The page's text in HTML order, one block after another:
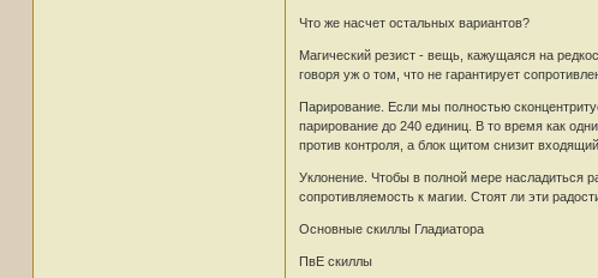
Что же насчет остальных вариантов?
Магический резист - вещь, кажущаяся на
говоря уж о том, что не гарантирует
Парирование. Если мы полностью
парирование до 240 единиц. В то время как
против контроля, а блок щитом снизит
Уклонение. Чтобы в полной мере насладиться
сопротивляемость к магии. Стоят ли эти
Основные скиллы Гладиатора
ПвЕ скиллы